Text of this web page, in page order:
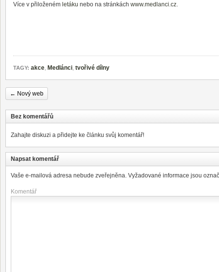
Více v přiloženém letáku nebo na stránkách www.medlanci.cz.
TAGY: akce, Medlánci, tvořivé dílny
← Nový web
Bez komentářů
Zahajte diskuzi a přidejte ke článku svůj komentář!
Napsat komentář
Vaše e-mailová adresa nebude zveřejněna. Vyžadované informace jsou
Komentář